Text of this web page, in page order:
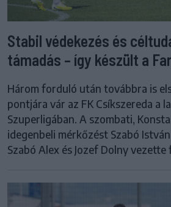
Stabil védekezés és
támadás – így készült a
Három forduló után továbbra is
pontjára vár az FK Csíkszereda a
Szuperligában. A szombati,
idegenbeli mérkőzést Szabó
Szabó Alex és Jozef Dolny vezette